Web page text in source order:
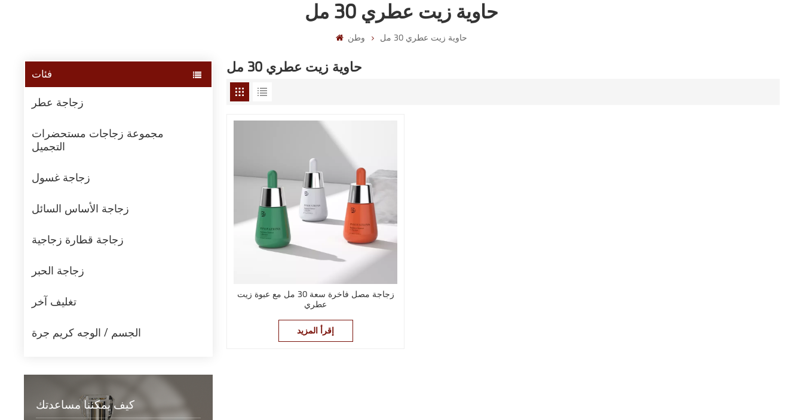
حاوية زيت عطري 30 مل
وطن حاوية زيت عطري 30 مل
فئات
زجاجة عطر
مجموعة زجاجات مستحضرات
التجميل
زجاجة غسول
زجاجة الأساس السائل
زجاجة قطارة زجاجية
زجاجة الحبر
تغليف آخر
الجسم / الوجه كريم جرة
كيف يمكننا مساعدتك
حاوية زيت عطري 30 مل
زجاجة مصل فاخرة سعة 30 مل مع عبوة زيت
عطري
إقرأ المزيد